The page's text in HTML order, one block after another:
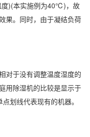
度)(本实施例为40℃)，故
果。同时，由于凝结负荷
于没有调整温度湿度的
用除湿机的比较是显示于
划线代表现有的机器。